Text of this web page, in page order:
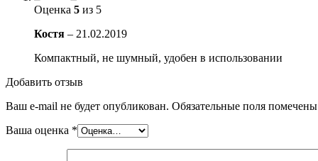
Оценка 5 из 5
Костя – 21.02.2019
Компактный, не шумный, удобен в использовании
Добавить отзыв
Ваш e-mail не будет опубликован. Обязательные поля
Ваша оценка *